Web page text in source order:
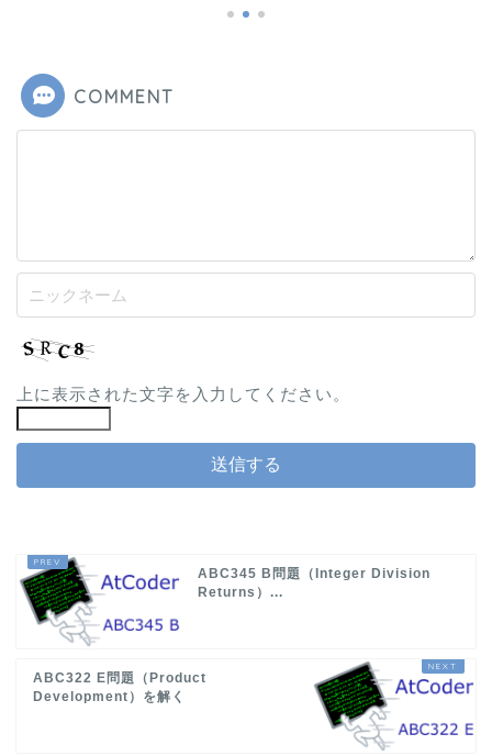
COMMENT
上に表示された文字を入力してください。
ABC345 B問題（Integer Division
Returns）...
ABC322 E問題（Product
Development）を解く